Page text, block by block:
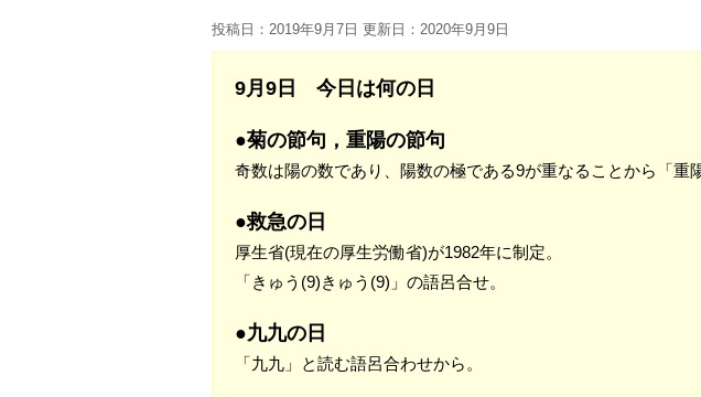
投稿日：2019年9月7日 更新日： 2020年9月9日
9月9日 今日は何の日
●菊の節句，重陽の節句
奇数は陽の数であり、陽数の極である9が重なることから「重
●救急の日
厚生省(現在の厚生労働省)が1982年に制定。
「きゅう(9)きゅう(9)」の語呂合せ。
●九九の日
「九九」と読む語呂合わせから。